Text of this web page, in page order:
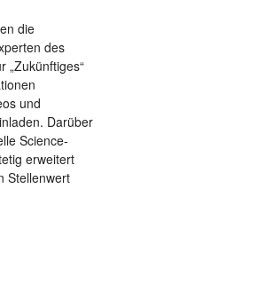
die
des
„Zukünftiges“
und
Darüber
Science-
erweitert
Stellenwert